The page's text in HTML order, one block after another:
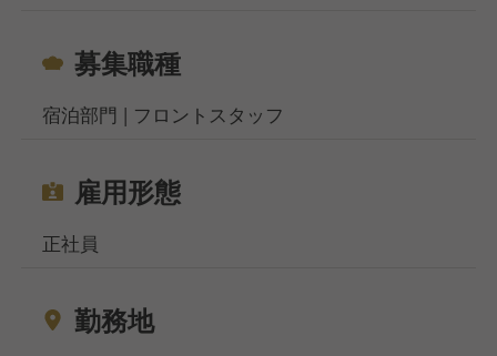
で、1人だけになることは基本的にありません。
募集職種
宿泊部門 | フロントスタッフ
雇用形態
正社員
勤務地